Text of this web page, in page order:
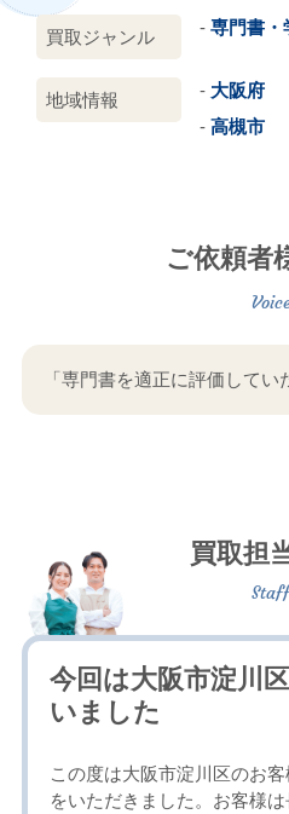
買取ジャンル 専門書・
地域情報
大阪府
高槻市
ご依頼者
「専門書を適正に評価してい
買取担
今回は大阪市淀川
いました
この度は大阪市淀川区のお
をいただきました。お客様